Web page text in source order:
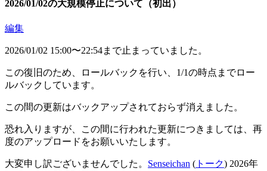
2026/01/02の大規模停止について（初出）
編集
2026/01/02 15:00〜22:54まで止まっていました。
この復旧のため、ロールバックを行い、1/1の時点までロー
ルバックしています。
この間の更新はバックアップされておらず消えました。
恐れ入りますが、この間に行われた更新につきましては、再
度のアップロードをお願いいたします。
大変申し訳ございませんでした。 Senseichan ( トーク) 2026年